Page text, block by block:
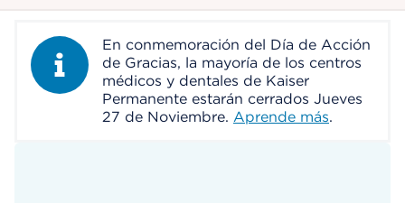
Information AlertEn conmemoración del Día de Acción
de Gracias, la mayoría de los centros
médicos y dentales de Kaiser
Permanente estarán cerrados Jueves
27 de Noviembre. Aprende más.